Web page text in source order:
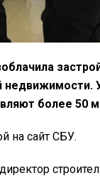
недвижимости.
более 50
на сайт СБУ.